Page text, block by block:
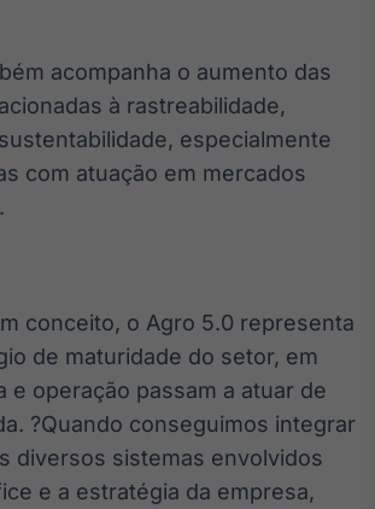
acompanha o aumento das
à rastreabilidade,
especialmente
com atuação em mercados
conceito, o Agro 5.0 representa
de maturidade do setor, em
e operação passam a atuar de
?Quando conseguimos integrar
diversos sistemas envolvidos
e a estratégia da empresa,